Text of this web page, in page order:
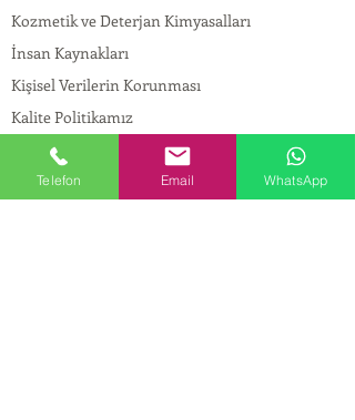
Kozmetik ve Deterjan Kimyasalları
İnsan Kaynakları
Kişisel Verilerin Korunması
Kalite Politikamız
Tekstil Kimyasalları
Yapı Kimyasalları
Telefon Email WhatsApp